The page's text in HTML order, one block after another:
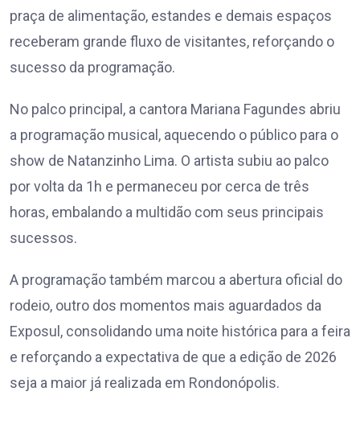
praça de alimentação, estandes e demais espaços
receberam grande fluxo de visitantes, reforçando o
sucesso da programação.
No palco principal, a cantora Mariana Fagundes abriu
a programação musical, aquecendo o público para o
show de Natanzinho Lima. O artista subiu ao palco
por volta da 1h e permaneceu por cerca de três
horas, embalando a multidão com seus principais
sucessos.
A programação também marcou a abertura oficial do
rodeio, outro dos momentos mais aguardados da
Exposul, consolidando uma noite histórica para a feira
e reforçando a expectativa de que a edição de 2026
seja a maior já realizada em Rondonópolis.